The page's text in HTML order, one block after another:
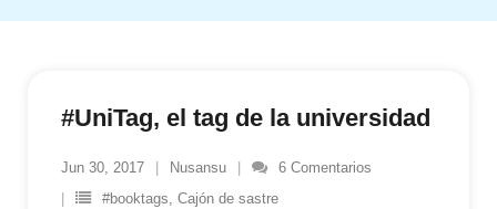
#UniTag, el tag de la universidad
Jun 30, 2017 Nusansu 6 Comentarios
#booktags, Cajón de sastre